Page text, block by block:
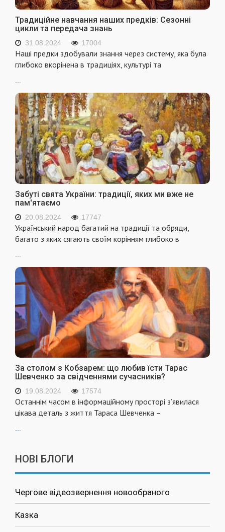
Традиційне навчання наших предків: Сезонні
цикли та передача знань
31.08.2024 17004
Наші предки здобували знання через систему, яка була
глибоко вкорінена в традиціях, культурі та
...
Забуті свята України: традиції, яких ми вже не
пам'ятаємо
20.08.2024 17747
Український народ багатий на традиції та обряди,
багато з яких сягають своїм корінням глибоко в
За столом з Кобзарем: що любив їсти Тарас
Шевченко за свідченнями сучасників?
19.08.2024 17574
Останнім часом в інформаційному просторі з’явилася
цікава деталь з життя Тараса Шевченка –
НОВІ БЛОГИ
Чергове відеозвернення новообраного
Казка